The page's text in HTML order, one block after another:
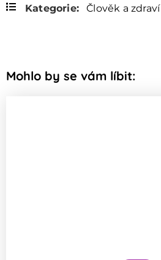
Kategorie:
Člověk a zdraví
Mohlo by se vám líbit: